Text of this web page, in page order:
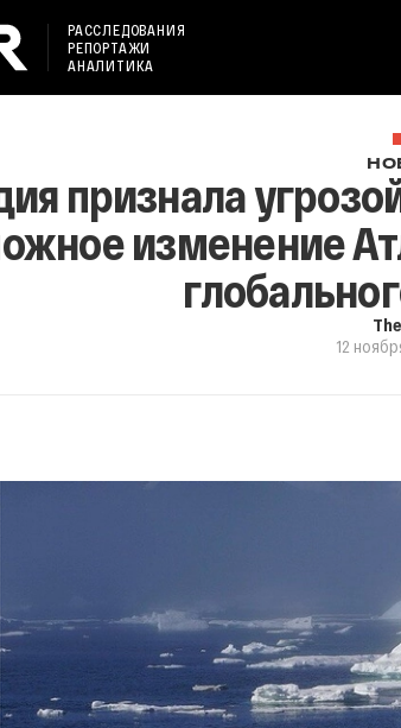
РАССЛЕДОВАНИЯ
РЕПОРТАЖИ
АНАЛИТИКА
признала
изменение
12